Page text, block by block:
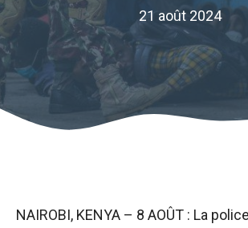
21 août 2024
NAIROBI, KENYA – 8 AOÛT : La